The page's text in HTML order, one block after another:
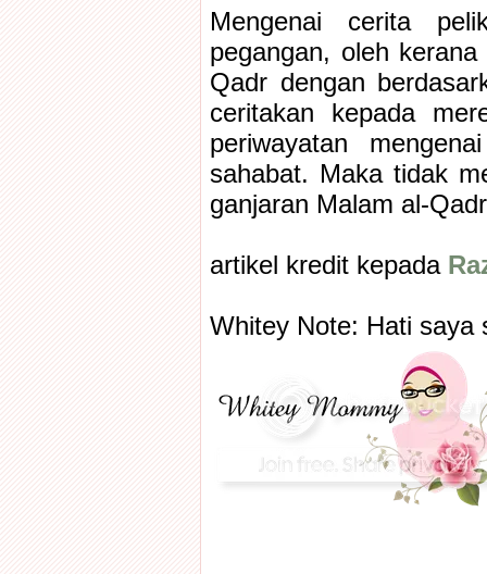
Mengenai cerita
pegangan, oleh
Qadr dengan
ceritakan kepada
periwayatan
sahabat. Maka tidak
ganjaran Malam al-
artikel kredit kepada
Whitey Note: Hati saya